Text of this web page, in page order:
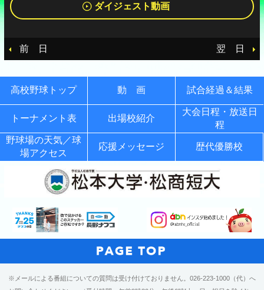
ダイジェスト動画
前 日 翌 日
高校野球トップ 動 画 試合経過＆結果
トーナメント表 出場校紹介
大会日程・放送日
程
野球場の天気／球
場アクセス
応援メッセージ 歴代優勝校
※メールによる番組についての質問は受け付けておりません。026-223-1000（代）へ